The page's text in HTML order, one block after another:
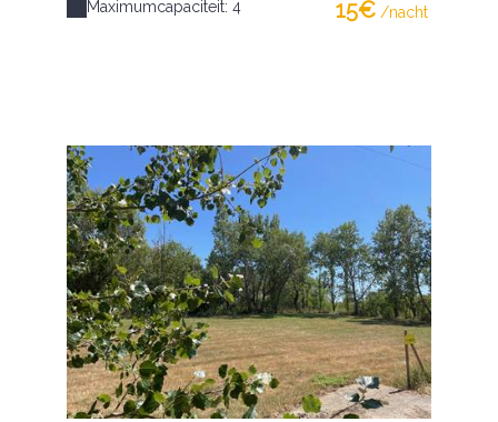
Maximumcapaciteit: 4 15€ /nacht